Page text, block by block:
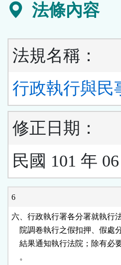
法條內容
法規名稱：
行政執行與民
修正日期：
民國 101 年
6
六、行政執行署各分署就執行
院調卷執行之假扣押、假
結果通知執行法院；除有
    。